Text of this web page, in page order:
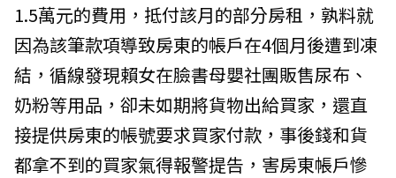
1.5萬元的費用，抵付該月的部分房租，孰料就
因為該筆款項導致房東的帳戶在4個月後遭到凍
結，循線發現賴女在臉書母嬰社團販售尿布、
奶粉等用品，卻未如期將貨物出給買家，還直
接提供房東的帳號要求買家付款，事後錢和貨
都拿不到的買家氣得報警提告，害房東帳戶慘